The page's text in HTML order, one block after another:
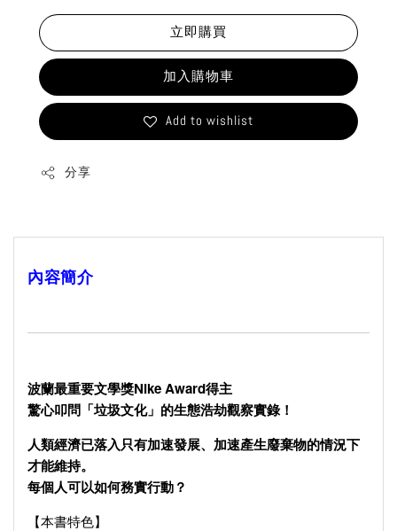
立即購買
加入購物車
Add to wishlist
分享
內容簡介
波蘭最重要文學獎Nike Award得主
驚心叩問「垃圾文化」的生態浩劫觀察實錄！
人類經濟已落入只有加速發展、加速產生廢棄物的情況下
才能維持。
每個人可以如何務實行動？
【本書特色】